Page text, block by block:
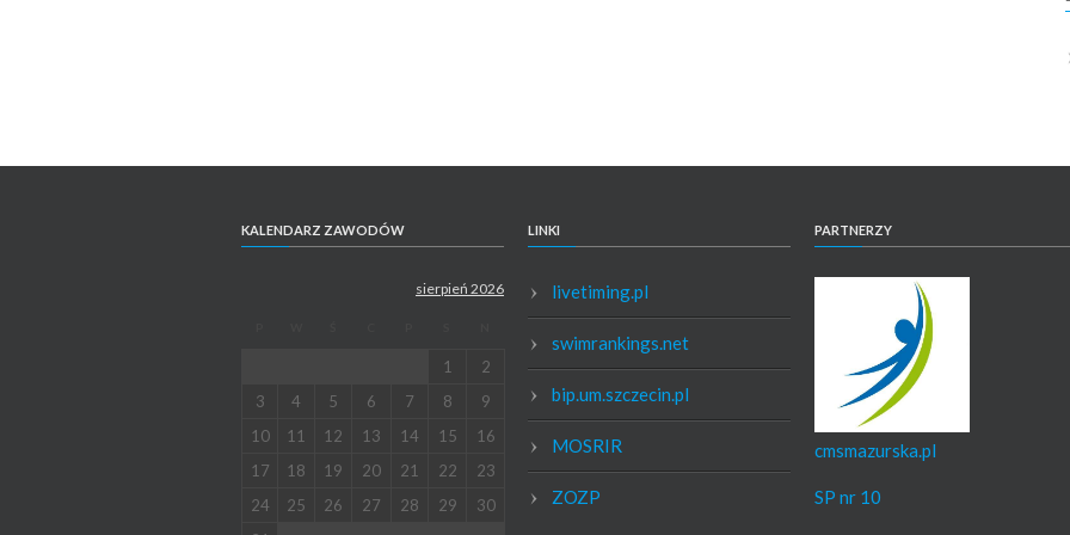
KALENDARZ ZAWODÓW
sierpień 2026
1
2
3
4 5 6 7 8
9
10
11 12 13 14 15
16
17
18 19 20 21 22
23
24
25 26 27 28 29
30
LINKI
livetiming.pl
swimrankings.net
bip.um.szczecin.pl
MOSRIR
ZOZP
PARTNERZY
cmsmazurska.pl
SP nr 10